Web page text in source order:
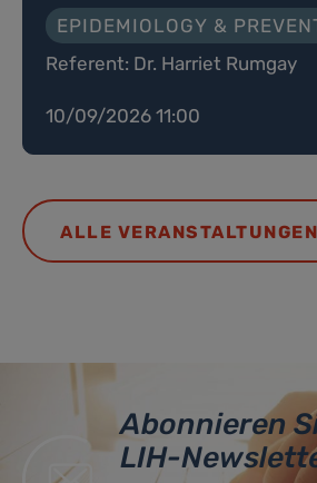
EPIDEMIOLOGY &
Referent: Dr. Harriet Rumgay
10/09/2026 11:00
ALLE VERANSTALTUNGEN
Abonnieren
LIH-